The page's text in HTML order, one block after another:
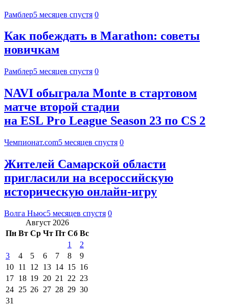
Рамблер5 месяцев спустя 0
Как побеждать в Marathon: советы
новичкам
Рамблер5 месяцев спустя 0
NAVI обыграла Monte в стартовом
матче второй стадии
на ESL Pro League Season 23 по CS 2
Чемпионат.com5 месяцев спустя 0
Жителей Самарской области
пригласили на всероссийскую
историческую онлайн-игру
Волга Ньюс5 месяцев спустя 0
Август 2026
Пн Вт Ср Чт Пт Сб Вс
1
2
3
4 5 6 7 8
9
10 11 12 13 14 15 16
17 18 19 20 21 22 23
24 25 26 27 28 29 30
31